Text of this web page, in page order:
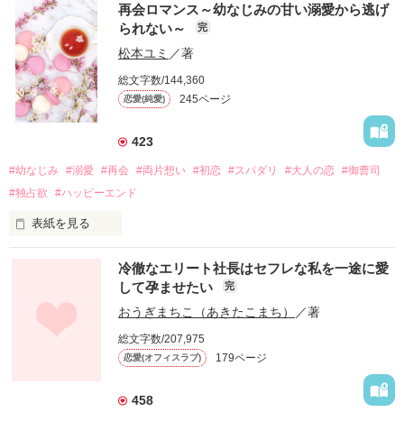
再会ロマンス～幼なじみの甘い溺愛から逃げ
られない～
完
松本ユミ ／著
総文字数/144,360
恋愛(純愛) 245ページ
423
#幼なじみ #溺愛 #再会 #両片想い #初恋 #スパダリ #大人の恋 #御曹司
#独占欲
#ハッピーエンド
表紙を見る
幼なじみの哲平に淡い恋心を抱いていた美桜。
しかし、ある出来事をきっかけに二人の関係は壊れてしまう。
関係修復もできないまま、美桜は両親の離婚によって
引っ越すことになり、哲平とも離れ離れになった。
それから約十二年後。
冷徹なエリート社長はセフレな私を一途に愛
して孕ませたい
完
おうぎまちこ（あきたこまち） ／著
総文字数/207,975
恋愛(オフィスラブ) 179ページ
458